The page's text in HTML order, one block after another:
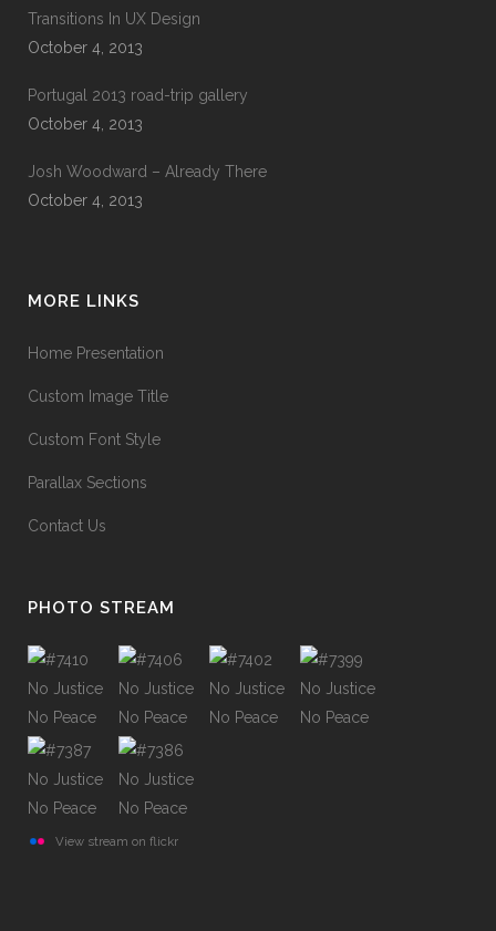
Transitions In UX Design
October 4, 2013
Portugal 2013 road-trip gallery
October 4, 2013
Josh Woodward – Already There
October 4, 2013
MORE LINKS
Home Presentation
Custom Image Title
Custom Font Style
Parallax Sections
Contact Us
PHOTO STREAM
View stream on flickr